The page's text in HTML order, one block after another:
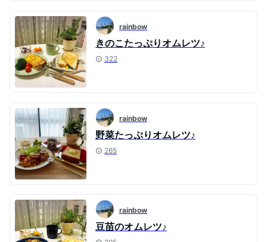
rainbow
きのこたっぷりオムレツ♪
322
rainbow
野菜たっぷりオムレツ♪
265
rainbow
豆苗のオムレツ♪